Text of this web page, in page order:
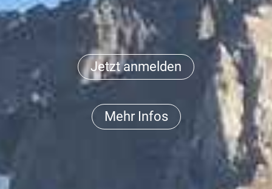
Jetzt anmelden
Mehr Infos